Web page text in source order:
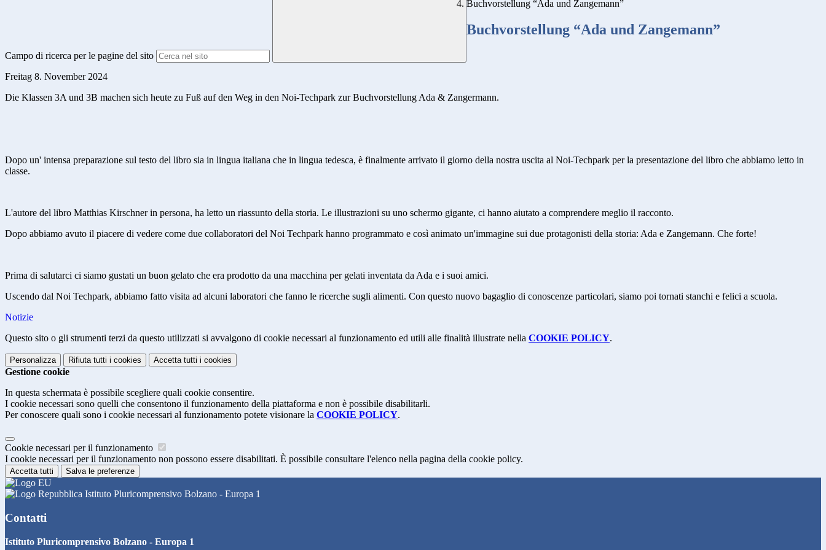
Campo di ricerca per le pagine del sito
Buchvorstellung “Ada und Zangemann”
Buchvorstellung “Ada und Zangemann”
Freitag 8. November 2024
Die Klassen 3A und 3B machen sich heute zu Fuß auf den Weg in den Noi-Techpark zur Buchvorstellung Ada & Zangermann.
Dopo un' intensa preparazione sul testo del libro sia in lingua italiana che in lingua tedesca, è finalmente arrivato il giorno della nostra uscita al Noi-Techpark per la presentazione del libro che abbiamo letto in
classe.
L'autore del libro Matthias Kirschner in persona, ha letto un riassunto della storia. Le illustrazioni su uno schermo gigante, ci hanno aiutato a comprendere meglio il racconto.
Dopo abbiamo avuto il piacere di vedere come due collaboratori del Noi Techpark hanno programmato e così animato un'immagine sui due protagonisti della storia: Ada e Zangemann. Che forte!
Prima di salutarci ci siamo gustati un buon gelato che era prodotto da una macchina per gelati inventata da Ada e i suoi amici.
Uscendo dal Noi Techpark, abbiamo fatto visita ad alcuni laboratori che fanno le ricerche sugli alimenti. Con questo nuovo bagaglio di conoscenze particolari, siamo poi tornati stanchi e felici a scuola.
Notizie
Questo sito o gli strumenti terzi da questo utilizzati si avvalgono di cookie necessari al funzionamento ed utili alle finalità illustrate nella COOKIE POLICY.
Personalizza Rifiuta tutti i cookies Accetta tutti i cookies
Gestione cookie
In questa schermata è possibile scegliere quali cookie consentire.
I cookie necessari sono quelli che consentono il funzionamento della piattaforma e non è possibile disabilitarli.
Per conoscere quali sono i cookie necessari al funzionamento potete visionare la COOKIE POLICY.
Cookie necessari per il funzionamento
I cookie necessari per il funzionamento non possono essere disabilitati. È possibile consultare l'elenco nella pagina della cookie policy.
Accetta tutti Salva le preferenze
Istituto Pluricomprensivo Bolzano - Europa 1
Contatti
Istituto Pluricomprensivo Bolzano - Europa 1